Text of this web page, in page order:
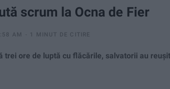
scrum la Ocna de Fier
AM 1 MINUT DE CITIRE
trei ore de luptă cu flăcările, salvatorii au